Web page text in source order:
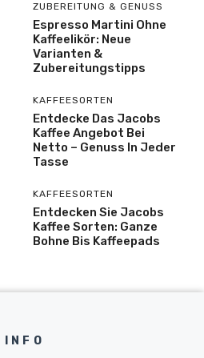
ZUBEREITUNG & GENUSS
Espresso Martini Ohne
Kaffeelikör: Neue
Varianten &
Zubereitungstipps
KAFFEESORTEN
Entdecke Das Jacobs
Kaffee Angebot Bei
Netto – Genuss In Jeder
Tasse
KAFFEESORTEN
Entdecken Sie Jacobs
Kaffee Sorten: Ganze
Bohne Bis Kaffeepads
INFO